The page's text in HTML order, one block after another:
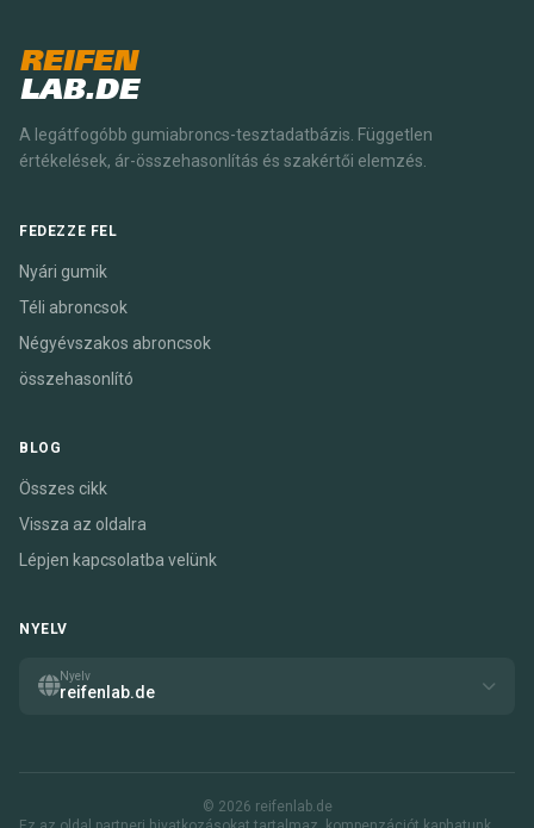
REIFEN
LAB.DE
A legátfogóbb gumiabroncs-tesztadatbázis. Független
értékelések, ár-összehasonlítás és szakértői elemzés.
FEDEZZE FEL
Nyári gumik
Téli abroncsok
Négyévszakos abroncsok
összehasonlító
BLOG
Összes cikk
Vissza az oldalra
Lépjen kapcsolatba velünk
NYELV
Nyelv
reifenlab.de
© 2026 reifenlab.de